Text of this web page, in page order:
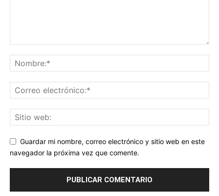
Guardar mi nombre, correo electrónico y sitio web en este
navegador la próxima vez que comente.